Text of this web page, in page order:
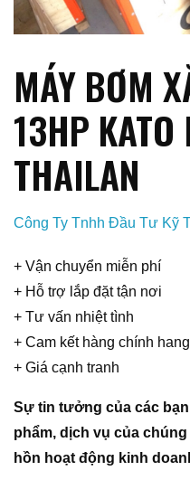
MÁY BƠM
13HP
THAILAN
Công Ty Tnhh Đầu Tư Kỹ
+ Vận chuyển miễn phí
+ Hỗ trợ lắp đặt tận nơi
+ Tư vấn nhiệt tình
+ Cam kết hàng chính
+ Giá cạnh tranh
Sự tin tưởng của các
phẩm, dịch vụ của
hồn hoạt động kinh